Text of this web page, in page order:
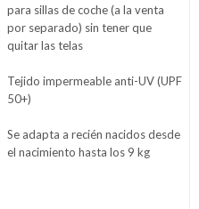
para sillas de coche (a la venta
por separado) sin tener que
quitar las telas
Tejido impermeable anti-UV (UPF
50+)
Se adapta a recién nacidos desde
el nacimiento hasta los 9 kg